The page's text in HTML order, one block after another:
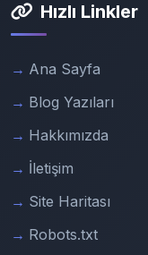
Hızlı Linkler
Ana Sayfa
Blog Yazıları
Hakkımızda
İletişim
Site Haritası
Robots.txt